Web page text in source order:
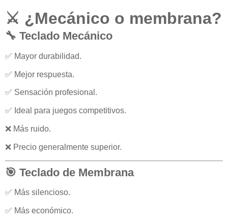
⚔️ ¿Mecánico o membrana?
🔧 Teclado Mecánico
✅ Mayor durabilidad.
✅ Mejor respuesta.
✅ Sensación profesional.
✅ Ideal para juegos competitivos.
❌ Más ruido.
❌ Precio generalmente superior.
🎯 Teclado de Membrana
✅ Más silencioso.
✅ Más económico.